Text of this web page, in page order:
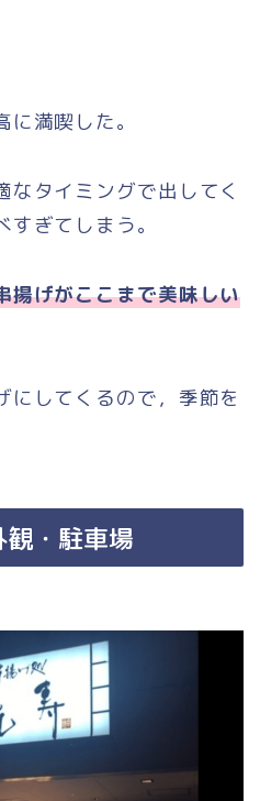
満喫した。
タイミングで出してく
ぎてしまう。
揚げがここまで美味しい
にしてくるので，季節を
・駐車場